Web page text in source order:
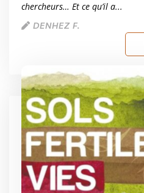
chercheurs… Et ce qu’il a...
DENHEZ F.